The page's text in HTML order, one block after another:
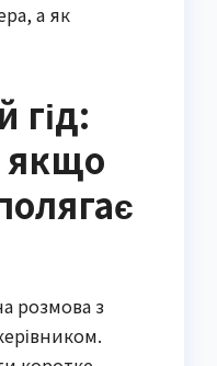
а як
гід:
якщо
розмова з